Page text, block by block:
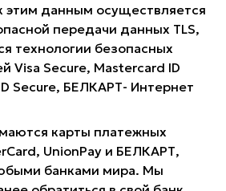
этим данным осуществляется
передачи данных TLS,
технологии безопасных
Visa Secure, Mastercard ID
Secure, БЕЛКАРТ- Интернет
карты платежных
UnionPay и БЕЛКАРТ,
банками мира. Мы